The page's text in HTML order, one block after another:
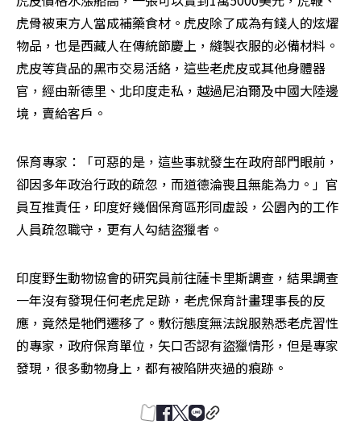
虎骨被東方人當成補藥食材。虎皮除了成為有錢人的炫燿
物品，也是西藏人在傳統節慶上，縫製衣服的必備材料。
虎皮等貨品的黑市交易活絡，這些老虎皮或其他身體器
官，經由新德里、北印度走私，越過尼泊爾及中國大陸邊
境，賣給客戶。
保育專家：「可惡的是，這些事就發生在政府部門眼前，
卻因多年政治行政的疏忽，而道德淪喪且無能為力。」官
員互推責任，印度好幾個保育區形同虛設，公園內的工作
人員疏忽職守，更有人勾結盜獵者。
印度野生動物協會的研究員前往薩卡里斯調查，結果調查
一年沒有發現任何老虎足跡，老虎保育計畫理事長的反
應，竟然是牠們遷移了。敷衍態度無法說服熟悉老虎習性
的專家，政府保育單位，矢口否認有盜獵情形，但是專家
發現，很多動物身上，都有被陷阱夾過的痕跡。